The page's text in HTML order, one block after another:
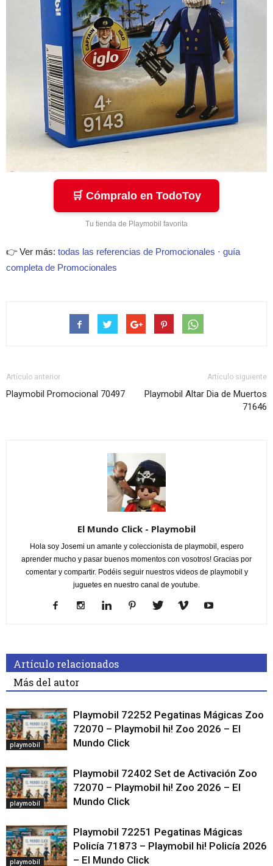
🛒 Cómpralo en TodoToy
Tu tienda de Playmobil favorita
👉 Ver más: todas las referencias de Promocionales · guía
completa de Promocionales
Artículo anterior
Playmobil Promocional 70497
Artículo siguiente
Playmobil Altar Dia de Muertos
71646
El Mundo Click - Playmobil
Hola soy Josemi un amante y coleccionista de playmobil, espero
aprender mucho y pasar buenos momentos con vosotros! Gracias por
comentar y compartir. Podéis seguir nuestros videos de playmobil y
juguetes en nuestro canal de youtube.
Artículo relacionados
Más del autor
playmobil
Playmobil 72252 Pegatinas Mágicas Zoo
72070 – Playmobil hi! Zoo 2026 – El
Mundo Click
playmobil
Playmobil 72402 Set de Activación Zoo
72070 – Playmobil hi! Zoo 2026 – El
Mundo Click
playmobil
Playmobil 72251 Pegatinas Mágicas
Policía 71873 – Playmobil hi! Policía 2026
– El Mundo Click